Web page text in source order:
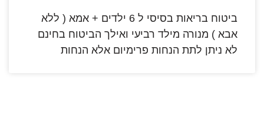
ביטוח בריאות בסיסי ל 6 ילדים + אמא ( ללא
אבא ) מנורה מילד רביעי ואילך הביטוח בחינם
לא ניתן לתת הנחות פרימיום אלא הנחות